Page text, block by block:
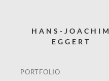
HANS-JOACHIM
EGGERT
PORTFOLIO